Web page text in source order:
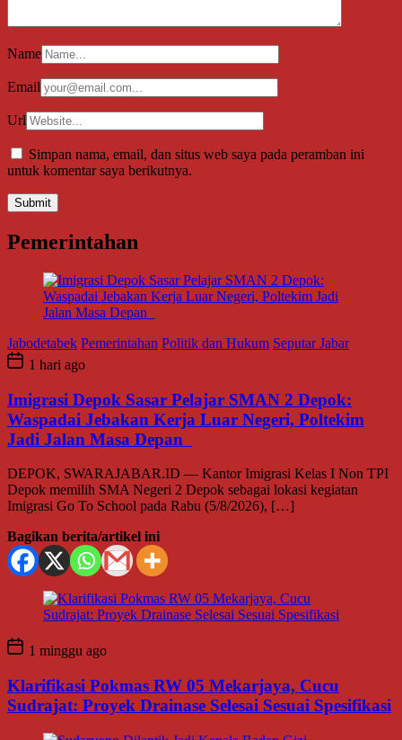
Name
Email
Url
Simpan nama, email, dan situs web saya pada peramban ini
untuk komentar saya berikutnya.
Pemerintahan
Jabodetabek Pemerintahan Politik dan Hukum Seputar Jabar
1 hari ago
Imigrasi Depok Sasar Pelajar SMAN 2 Depok:
Waspadai Jebakan Kerja Luar Negeri, Poltekim
Jadi Jalan Masa Depan
DEPOK, SWARAJABAR.ID — Kantor Imigrasi Kelas I Non TPI
Depok memilih SMA Negeri 2 Depok sebagai lokasi kegiatan
Imigrasi Go To School pada Rabu (5/8/2026), […]
Bagikan berita/artikel ini
1 minggu ago
Klarifikasi Pokmas RW 05 Mekarjaya, Cucu
Sudrajat: Proyek Drainase Selesai Sesuai Spesifikasi